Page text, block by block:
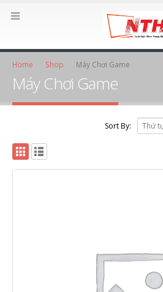
Home Shop Máy Chơi Game
Máy Chơi Game
Sort By: